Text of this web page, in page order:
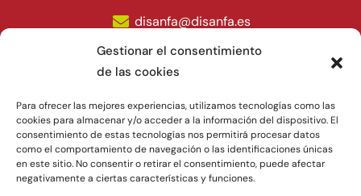
Gestionar el consentimiento
de las cookies
Para ofrecer las mejores experiencias, utilizamos tecnologías como las
cookies para almacenar y/o acceder a la información del dispositivo. El
consentimiento de estas tecnologías nos permitirá procesar datos
como el comportamiento de navegación o las identificaciones únicas
en este sitio. No consentir o retirar el consentimiento, puede afectar
negativamente a ciertas características y funciones.
disanfa@disanfa.es
Polígono Lalín 2000, Ciudad del Transporte A 6-8,
36512 Lalín (Pontevedra)